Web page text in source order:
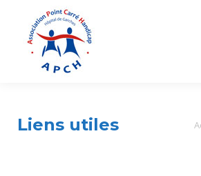
Liens utiles